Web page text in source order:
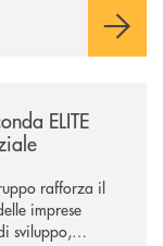
ELITE
rafforza il
imprese
sviluppo,